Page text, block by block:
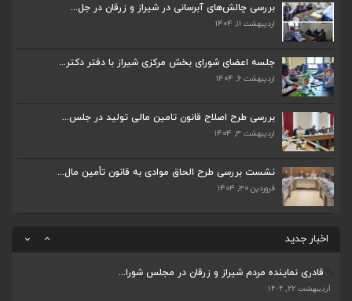
بررسی چالش‌های آبرسانی در شیراز و زرقان در جل...
اردیبهشت ۱۱, ۱۴۰۴
جلسه اعضای شورای بخش مرکزی شیراز با دفتر دکتر...
اردیبهشت ۶, ۱۴۰۴
بررسی طرح اصلاح قانون تامین مالی تولید در جلس...
اردیبهشت ۳, ۱۴۰۴
نشست بررسی طرح الحاق موادی به قانون تأمین مال...
فروردین ۳۰, ۱۴۰۴
اخبار جدید
بررسی چالش‌های آبرسانی در شیراز و زرقان در جل...
جلسه اعضای شورای بخش مرکزی شیراز با دفتر دکتر...
اردیبهشت ۶, ۱۴۰۴
پیگیری دکتر قادری و سایر نمایندگان شیراز ارتق...
اردیبهشت ۲۳, ۱۴۰۴
قادری نماینده مردم شیراز و زرقان در مجلس شورا...
اردیبهشت ۲۲, ۱۴۰۴